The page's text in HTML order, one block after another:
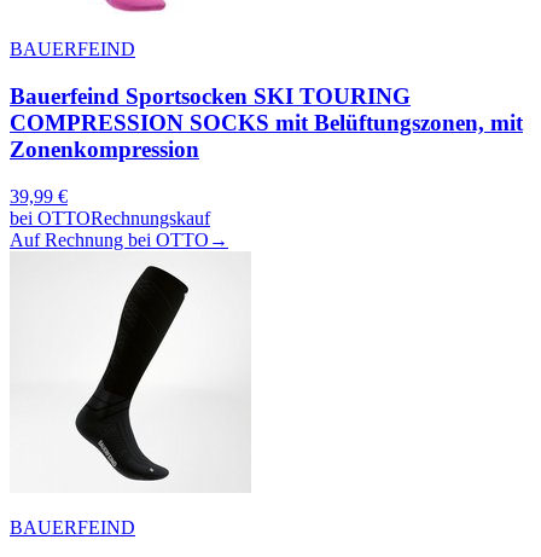
BAUERFEIND
Bauerfeind Sportsocken SKI TOURING
COMPRESSION SOCKS mit Belüftungszonen, mit
Zonenkompression
39,99 €
bei OTTORechnungskauf
Auf Rechnung bei OTTO →
BAUERFEIND